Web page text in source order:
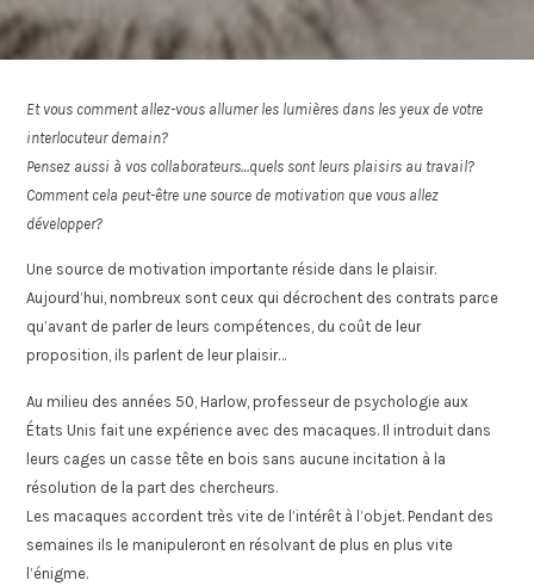
Et vous comment allez-vous allumer les lumières dans les yeux de votre
interlocuteur demain?
Pensez aussi à vos collaborateurs…quels sont leurs plaisirs au travail?
Comment cela peut-être une source de motivation que vous allez
développer?
Une source de motivation importante réside dans le plaisir.
Aujourd’hui, nombreux sont ceux qui décrochent des contrats parce
qu’avant de parler de leurs compétences, du coût de leur
proposition, ils parlent de leur plaisir…
Au milieu des années 50, Harlow, professeur de psychologie aux
États Unis fait une expérience avec des macaques. Il introduit dans
leurs cages un casse tête en bois sans aucune incitation à la
résolution de la part des chercheurs.
Les macaques accordent très vite de l’intérêt à l’objet. Pendant des
semaines ils le manipuleront en résolvant de plus en plus vite
l’énigme.